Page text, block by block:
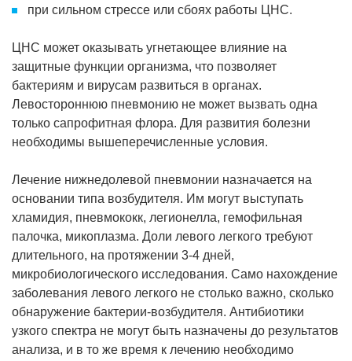
при сильном стрессе или сбоях работы ЦНС.
ЦНС может оказывать угнетающее влияние на
защитные функции организма, что позволяет
бактериям и вирусам развиться в органах.
Левостороннюю пневмонию не может вызвать одна
только сапрофитная флора. Для развития болезни
необходимы вышеперечисленные условия.
Лечение нижнедолевой пневмонии назначается на
основании типа возбудителя. Им могут выступать
хламидия, пневмококк, легионелла, гемофильная
палочка, микоплазма. Доли левого легкого требуют
длительного, на протяжении 3-4 дней,
микробиологического исследования. Само нахождение
заболевания левого легкого не столько важно, сколько
обнаружение бактерии-возбудителя. Антибиотики
узкого спектра не могут быть назначены до результатов
анализа, и в то же время к лечению необходимо